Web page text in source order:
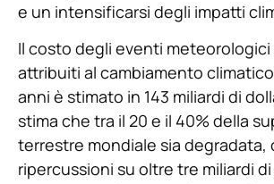
e un intensificarsi degli impatti
Il costo degli eventi
attribuiti al cambiamento
anni è stimato in 143 miliardi di
stima che tra il 20 e il 40% della
terrestre mondiale sia degradata,
ripercussioni su oltre tre miliardi